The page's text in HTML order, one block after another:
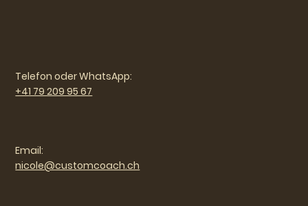
Telefon oder WhatsApp:
+41 79 209 95 67
Email:
nicole@customcoach.ch